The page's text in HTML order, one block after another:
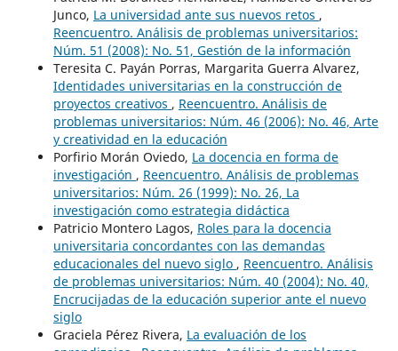
Junco, La universidad ante sus nuevos retos ,
Reencuentro. Análisis de problemas universitarios:
Núm. 51 (2008): No. 51, Gestión de la información
Teresita C. Payán Porras, Margarita Guerra Alvarez,
Identidades universitarias en la construcción de
proyectos creativos , Reencuentro. Análisis de
problemas universitarios: Núm. 46 (2006): No. 46, Arte
y creatividad en la educación
Porfirio Morán Oviedo, La docencia en forma de
investigación , Reencuentro. Análisis de problemas
universitarios: Núm. 26 (1999): No. 26, La
investigación como estrategia didáctica
Patricio Montero Lagos, Roles para la docencia
universitaria concordantes con las demandas
educacionales del nuevo siglo , Reencuentro. Análisis
de problemas universitarios: Núm. 40 (2004): No. 40,
Encrucijadas de la educación superior ante el nuevo
siglo
Graciela Pérez Rivera, La evaluación de los